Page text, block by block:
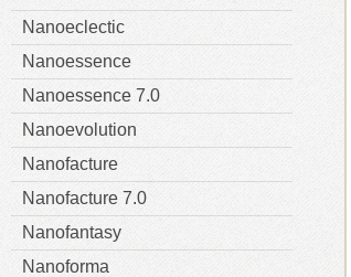
Nanoeclectic
Nanoessence
Nanoessence 7.0
Nanoevolution
Nanofacture
Nanofacture 7.0
Nanofantasy
Nanoforma